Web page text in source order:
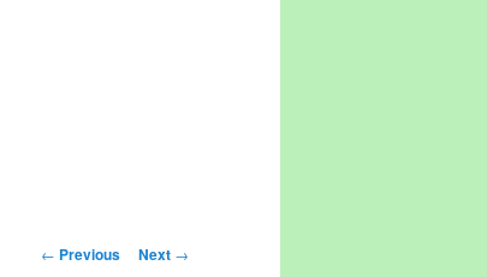
Post navigation
← Previous Next →